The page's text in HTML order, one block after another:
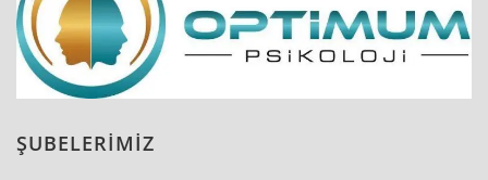
ŞUBELERİMİZ